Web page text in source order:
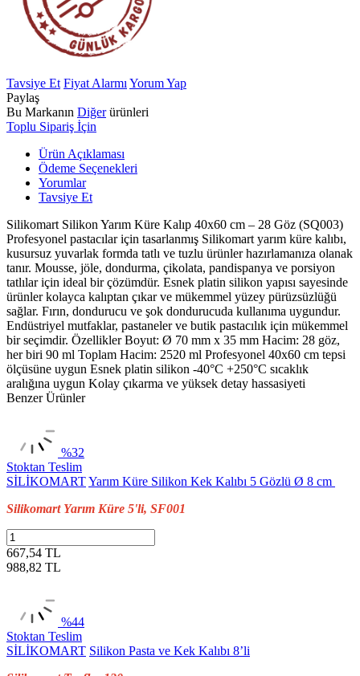
Tavsiye Et Fiyat Alarmı Yorum Yap
Paylaş
Bu Markanın Diğerürünleri
Toplu Sipariş İçin
Ürün Açıklaması
Ödeme Seçenekleri
Yorumlar
Tavsiye Et
Silikomart Silikon Yarım Küre Kalıp 40x60 cm – 28 Göz (SQ003)
Profesyonel pastacılar için tasarlanmış Silikomart yarım küre kalıbı,
kusursuz yuvarlak formda tatlı ve tuzlu ürünler hazırlamanıza olanak
tanır. Mousse, jöle, dondurma, çikolata, pandispanya ve porsiyon
tatlılar için ideal bir çözümdür. Esnek platin silikon yapısı sayesinde
ürünler kolayca kalıptan çıkar ve mükemmel yüzey pürüzsüzlüğü
sağlar. Fırın, dondurucu ve şok dondurucuda kullanıma uygundur.
Endüstriyel mutfaklar, pastaneler ve butik pastacılık için mükemmel
bir seçimdir. Özellikler Boyut: Ø 70 mm x 35 mm Hacim: 28 göz,
her biri 90 ml Toplam Hacim: 2520 ml Profesyonel 40x60 cm tepsi
ölçüsüne uygun Esnek platin silikon -40°C +250°C sıcaklık
aralığına uygun Kolay çıkarma ve yüksek detay hassasiyeti
Benzer Ürünler
%32
Stoktan Teslim
SİLİKOMARTYarım Küre Silikon Kek Kalıbı 5 Gözlü Ø 8 cm
Silikomart Yarım Küre 5'li, SF001
667,54 TL
988,82 TL
%44
Stoktan Teslim
SİLİKOMART Silikon Pasta ve Kek Kalıbı 8’li